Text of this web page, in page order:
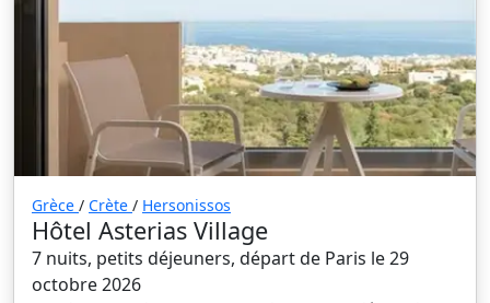
Grèce / Crète / Hersonissos
Hôtel Asterias Village
7 nuits, petits déjeuners, départ de Paris le 29
octobre 2026